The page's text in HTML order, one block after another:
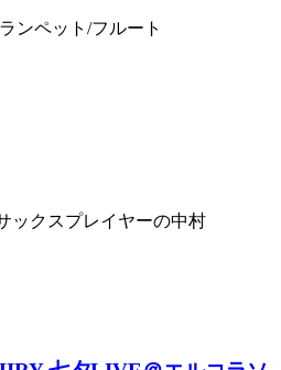
ンペット/フルート
クスプレイヤーの中村